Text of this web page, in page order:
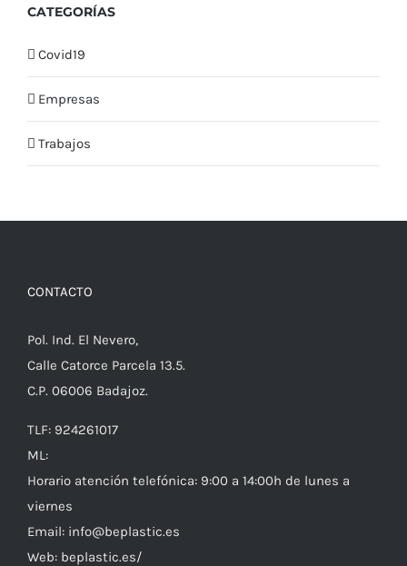
CATEGORÍAS
Covid19
Empresas
Trabajos
CONTACTO
Pol. Ind. El Nevero,
Calle Catorce Parcela 13.5.
C.P. 06006 Badajoz.
TLF: 924261017
ML:
Horario atención telefónica: 9:00 a 14:00h de lunes a
viernes
Email: info@beplastic.es
Web: beplastic.es/